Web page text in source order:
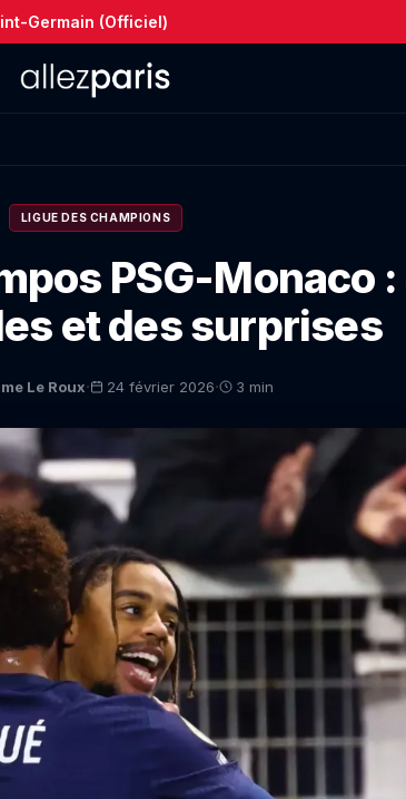
Germain (Officiel)
LIGUE DES CHAMPIONS
PSG-Monaco
et des surprises
Le Roux· 24 février 2026· 3 min